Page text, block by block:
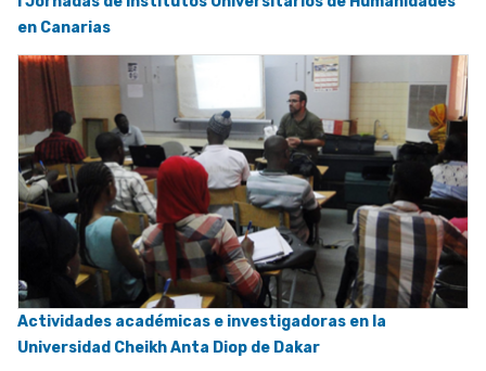
en Canarias
Actividades académicas e investigadoras en la
Universidad Cheikh Anta Diop de Dakar